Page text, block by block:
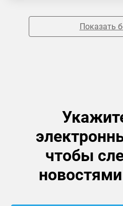
Показать
чтобы